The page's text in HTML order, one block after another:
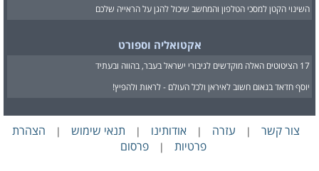
השינוי הקטן למסכי הטלפון והמחשב שיכול להגן על הראייה שלכם
אקטואליה וספורט
17 הציטוטים האלה מוקדשים לגיבורי ישראל בעבר, בהווה ובעתיד
יוסף חדאד בנאום חשוב לאיראן ולכל העולם - לראות ולהפיץ!
צור קשר | עזרה | אודותינו | תנאי שימוש |
הצהרת
פרטיות
| פרסום